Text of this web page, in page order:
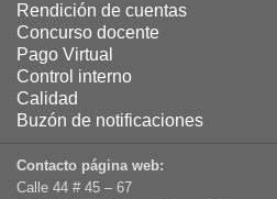
Rendición de cuentas
Concurso docente
Pago Virtual
Control interno
Calidad
Buzón de notificaciones
Contacto página web:
Calle 44 # 45 – 67